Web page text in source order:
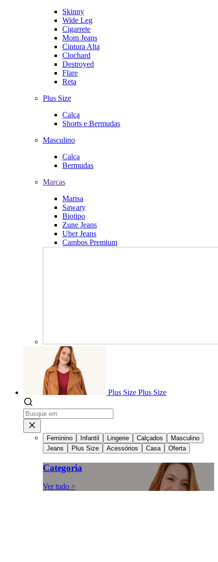
Skinny
Wide Leg
Cigarrete
Mom Jeans
Cintura Alta
Clochard
Destroyed
Flare
Reta
Plus Size
Calça
Shorts e Bermudas
Masculino
Calça
Bermudas
Marcas
Marisa
Sawary
Biotipo
Zune Jeans
Uber Jeans
Cambos Premium
Plus Size Plus Size
Feminino Infantil Lingerie Calçados
Masculino
Jeans
Plus Size Acessórios Casa Oferta
Categoria
Ver tudo >